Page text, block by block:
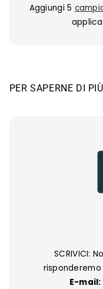
Aggiungi 5
PER SAPERNE DI PIÙ
SCRIVICI:
E-mail: